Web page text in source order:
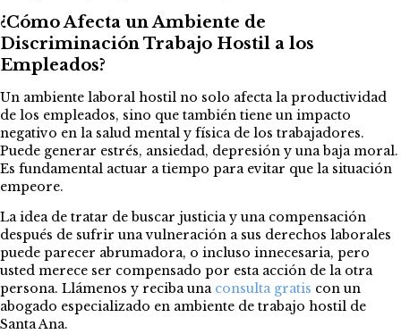
¿Cómo Afecta un Ambiente de
Discriminación Trabajo Hostil a los
Empleados?
Un ambiente laboral hostil no solo afecta la productividad
de los empleados, sino que también tiene un impacto
negativo en la salud mental y física de los trabajadores.
Puede generar estrés, ansiedad, depresión y una baja moral.
Es fundamental actuar a tiempo para evitar que la situación
empeore.
La idea de tratar de buscar justicia y una compensación
después de sufrir una vulneración a sus derechos laborales
puede parecer abrumadora, o incluso innecesaria, pero
usted merece ser compensado por esta acción de la otra
persona. Llámenos y reciba una consulta gratis con un
abogado especializado en ambiente de trabajo hostil de
Santa Ana.